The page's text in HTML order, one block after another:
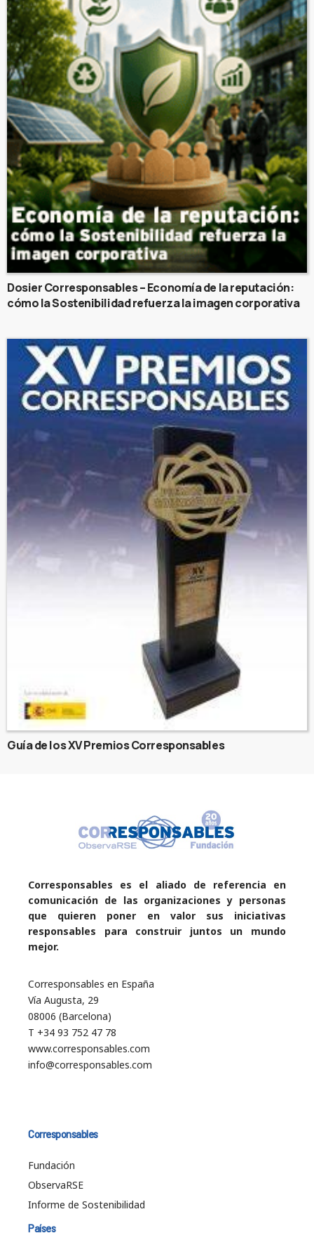
Dosier Corresponsables – Economía de la reputación:
cómo la Sostenibilidad refuerza la imagen corporativa
Guía de los XV Premios Corresponsables
Corresponsables es el aliado de referencia en
comunicación de las organizaciones y personas
que quieren poner en valor sus iniciativas
responsables para construir juntos un mundo
mejor.
Corresponsables en España
Vía Augusta, 29
08006 (Barcelona)
T +34 93 752 47 78
www.corresponsables.com
info@corresponsables.com
Corresponsables
Fundación
ObservaRSE
Informe de Sostenibilidad
Países